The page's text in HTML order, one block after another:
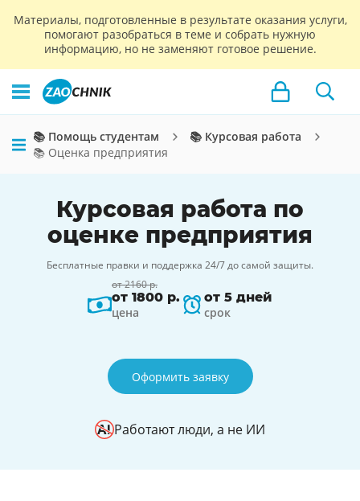
Материалы, подготовленные в результате оказания услуги,
помогают разобраться в теме и собрать нужную
информацию, но не заменяют готовое решение.
📚 Помощь студентам
📚 Курсовая работа
📚 Оценка предприятия
Курсовая работа по
оценке предприятия
Бесплатные правки и поддержка 24/7 до самой защиты.
от 2160 р.
от 1800 р.
цена
от 5 дней
срок
Оформить заявку
Работают люди, а не ИИ